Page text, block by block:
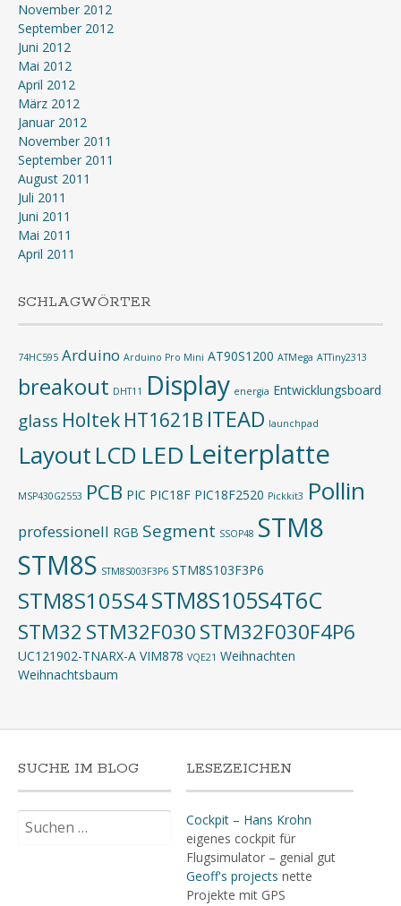
November 2012
September 2012
Juni 2012
Mai 2012
April 2012
März 2012
Januar 2012
November 2011
September 2011
August 2011
Juli 2011
Juni 2011
Mai 2011
April 2011
SCHLAGWÖRTER
74HC595 Arduino Arduino Pro Mini AT90S1200 ATMega ATTiny2313
breakout DHT11 Display energia Entwicklungsboard
glass Holtek HT1621B ITEAD launchpad
Layout LCD LED Leiterplatte
MSP430G2553 PCB PIC PIC18F PIC18F2520 Pickkit3 Pollin
professionell RGB Segment SSOP48 STM8
STM8S STM8S003F3P6 STM8S103F3P6
STM8S105S4STM8S105S4T6C
STM32 STM32F030STM32F030F4P6
UC121902-TNARX-A VIM878 VQE21 Weihnachten
Weihnachtsbaum
SUCHE IM BLOG
nach:
LESEZEICHEN
Cockpit – Hans Krohn
eigenes cockpit für
Flugsimulator – genial gut
Geoff's projects nette
Projekte mit GPS